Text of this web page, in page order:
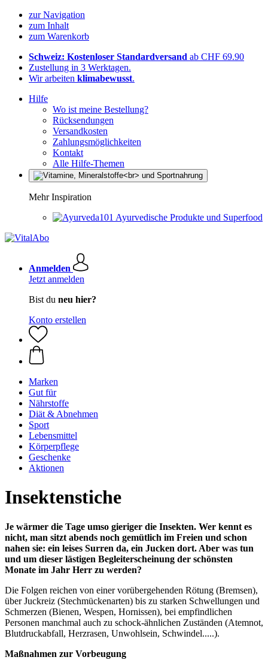
zur Navigation
zum Inhalt
zum Warenkorb
Schweiz: Kostenloser Standardversand ab CHF 69.90
Zustellung in 3 Werktagen.
Wir arbeiten klimabewusst.
Hilfe
Wo ist meine Bestellung?
Rücksendungen
Versandkosten
Zahlungsmöglichkeiten
Kontakt
Alle Hilfe-Themen
Mehr Inspiration
Ayurvedische Produkte und Superfood
Anmelden
Jetzt anmelden
Bist du neu hier?
Konto erstellen
Marken
Gut für
Nährstoffe
Diät & Abnehmen
Sport
Lebensmittel
Körperpflege
Geschenke
Aktionen
Insektenstiche
Je wärmer die Tage umso gieriger die Insekten. Wer kennt es
nicht, man sitzt abends noch gemütlich im Freien und schon
nahen sie: ein leises Surren da, ein Jucken dort. Aber was tun
und um dieser lästigen Begleiterscheinung der schönsten
Monate im Jahr Herr zu werden?
Die Folgen reichen von einer vorübergehenden Rötung (Bremsen),
über Juckreiz (Stechmückenarten) bis zu starken Schwellungen und
Schmerzen (Bienen, Wespen, Hornissen), bei empfindlichen
Personen manchmal auch zu schock-ähnlichen Zuständen (Atemnot,
Blutdruckabfall, Herzrasen, Unwohlsein, Schwindel.....).
Maßnahmen zur Vorbeugung